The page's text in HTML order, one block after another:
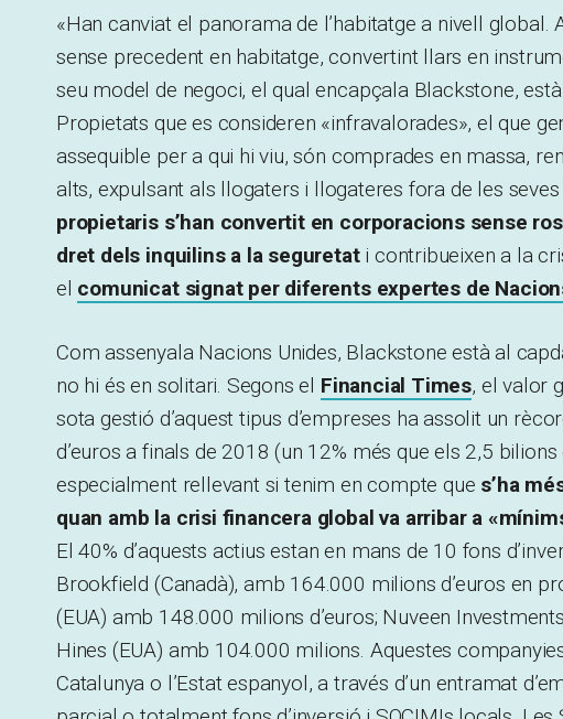
«Han canviat el panorama de l’habitatge a nivell global.
sense precedent en habitatge, convertint llars en
seu model de negoci, el qual encapçala Blackstone,
Propietats que es consideren «infravalorades», el que
assequible per a qui hi viu, són comprades en massa,
alts, expulsant als llogaters i llogateres fora de les
propietaris s’han convertit en corporacions sense
dret dels inquilins a la seguretati contribueixen a la
el comunicat signat per diferents expertes de
Com assenyala Nacions Unides, Blackstone està al
no hi és en solitari. Segons el Financial Times, el valor
sota gestió d’aquest tipus d’empreses ha assolit un
d’euros a finals de 2018 (un 12% més que els 2,5
especialment rellevant si tenim en compte que s’ha
quan amb la crisi financera global va arribar a
El 40% d’aquests actius estan en mans de 10 fons
Brookfield (Canadà), amb 164.000 milions d’euros en
(EUA) amb 148.000 milions d’euros; Nuveen
Hines (EUA) amb 104.000 milions. Aquestes
Catalunya o l’Estat espanyol, a través d’un entramat